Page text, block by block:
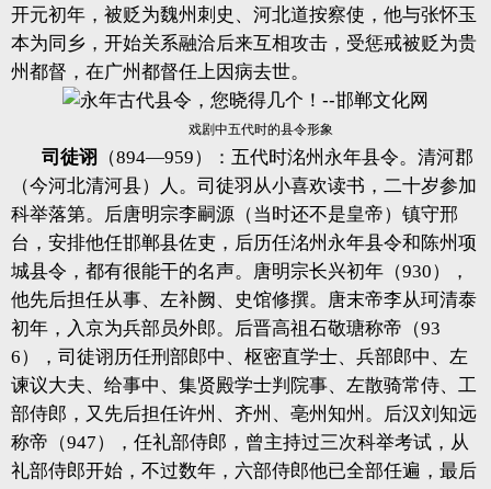
开元初年，被贬为魏州刺史、河北道按察使，他与张怀玉
本为同乡，开始关系融洽后来互相攻击，受惩戒被贬为贵
州都督，在广州都督任上因病去世。
戏剧中五代时的县令形象
司徒诩
（894—959）：五代时洺州永年县令。清河郡
（今河北清河县）人。司徒羽从小喜欢读书，二十岁参加
科举落第。后唐明宗李嗣源（当时还不是皇帝）镇守邢
台，安排他任邯郸县佐吏，后历任洺州永年县令和陈州项
城县令，都有很能干的名声。唐明宗长兴初年（930），
他先后担任从事、左补阙、史馆修撰。唐末帝李从珂清泰
初年，入京为兵部员外郎。后晋高祖石敬瑭称帝（93
6），司徒诩历任刑部郎中、枢密直学士、兵部郎中、左
谏议大夫、给事中、集贤殿学士判院事、左散骑常侍、工
部侍郎，又先后担任许州、齐州、亳州知州。后汉刘知远
称帝（947），任礼部侍郎，曾主持过三次科举考试，从
礼部侍郎开始，不过数年，六部侍郎他已全部任遍，最后